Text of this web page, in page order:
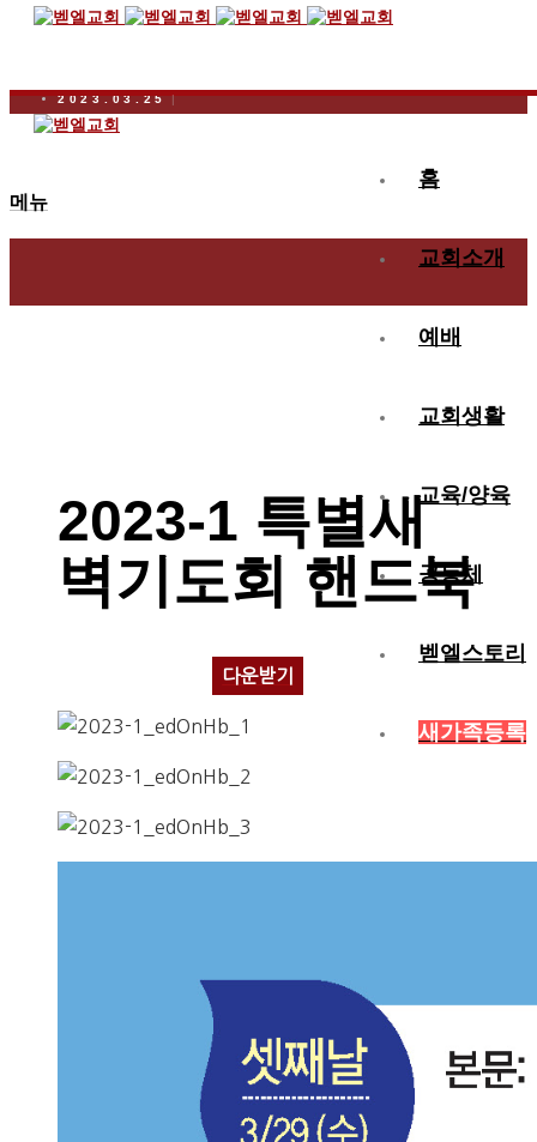
홈
교회소개
예배
교회생활
교육/양육
공동체
벧엘스토리
새가족등록
메뉴
2023.03.25
2023-1 특별새
벽기도회 핸드북
다운받기